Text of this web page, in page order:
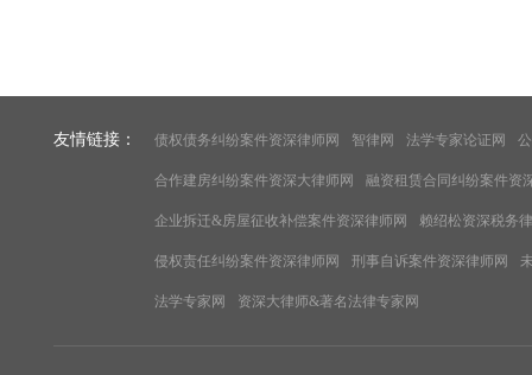
友情链接： 债权债务纠纷案件资深律师网 智律网 法学专家论证网
合作建房纠纷案件资深大律师网 融资租赁合同纠纷案件资
企业拆迁&房屋征收补偿案件资深律师网 赖绍松资深税务
侵权责任纠纷案件资深律师网 刑事自诉案件资深律师网
法学专家网 资深大律师&著名法律专家网